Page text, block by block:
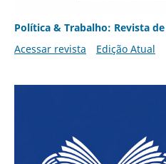
Política & Trabalho: Revista de
Acessar revista
Edição Atual